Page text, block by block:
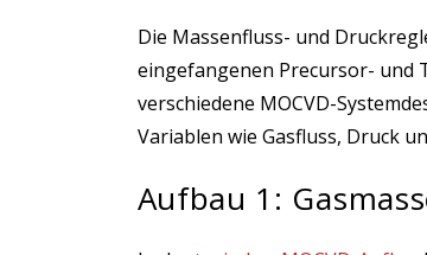
Die Massenfluss- und
eingefangenen Precursor- und
verschiedene MOCVD-
Variablen wie Gasfluss, Druck
Aufbau 1: